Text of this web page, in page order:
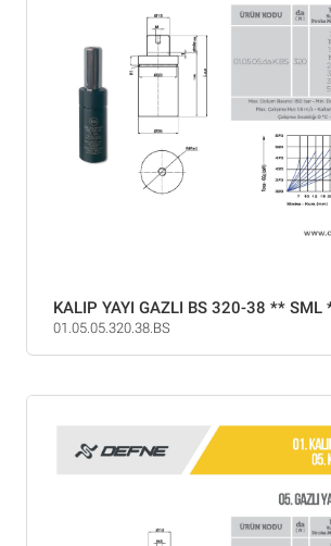
KALIP YAYI GAZLI BS 320-38 ** SML
01.05.05.320.38.BS